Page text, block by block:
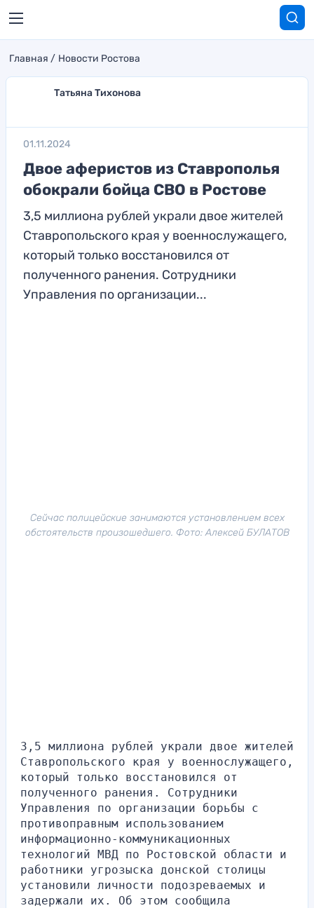
Главная Новости Ростова
Татьяна Тихонова
01.11.2024
Двое аферистов из Ставрополья
обокрали бойца СВО в Ростове
3,5 миллиона рублей украли двое жителей
Ставропольского края у военнослужащего,
который только восстановился от
полученного ранения. Сотрудники
Управления по организации...
Сейчас полицейские занимаются установлением всех
обстоятельств произошедшего. Фото: Алексей БУЛАТОВ
3,5 миллиона рублей украли двое жителей
Ставропольского края у военнослужащего,
который только восстановился от
полученного ранения. Сотрудники
Управления по организации борьбы с
противоправным использованием
информационно-коммуникационных
технологий МВД по Ростовской области и
работники угрозыска донской столицы
установили личности подозреваемых и
задержали их. Об этом сообщила